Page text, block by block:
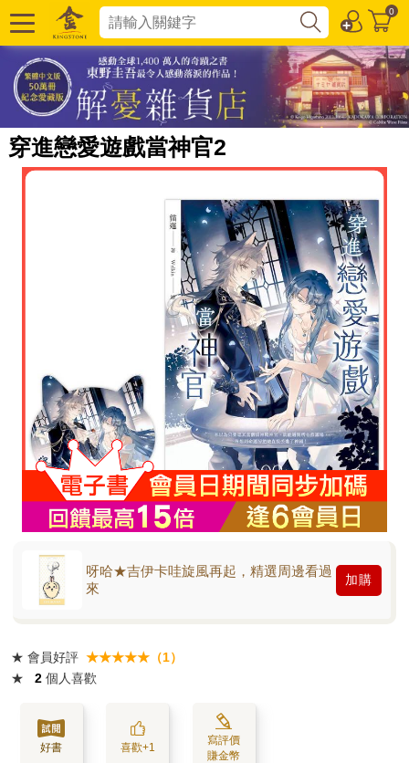
0
穿進戀愛遊戲當神官2
呀哈★吉伊卡哇旋風再起，精選周邊看過
來
加購
★ 會員好評 ★★★★★（1）
★
2 個人喜歡
好書 喜歡+1
寫評價
賺金幣